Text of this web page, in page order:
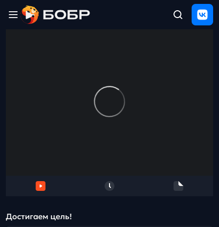
Достигаем цель!